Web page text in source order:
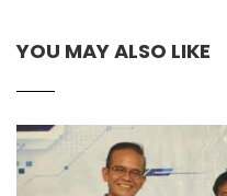
YOU MAY ALSO LIKE